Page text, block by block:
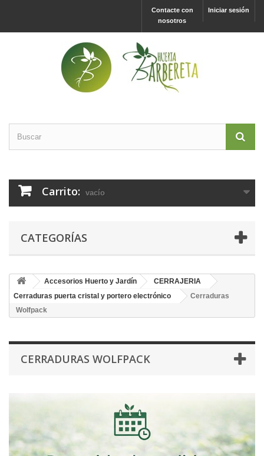
Iniciar sesión
Contacte con
nosotros
Carrito: vacío
CATEGORÍAS
Accesorios Huerto y Jardín
CERRAJERIA
Cerraduras puerta cristal y portero electrónico
Cerraduras
Wolfpack
CERRADURAS WOLFPACK